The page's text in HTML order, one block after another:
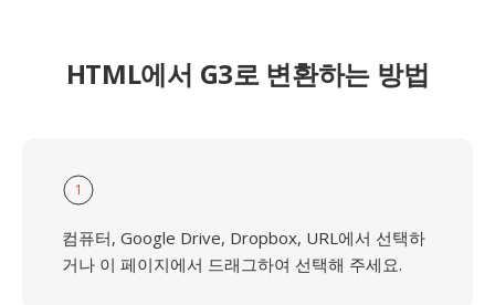
HTML에서 G3로 변환하는 방법
1
컴퓨터, Google Drive, Dropbox, URL에서 선택하
거나 이 페이지에서 드래그하여 선택해 주세요.